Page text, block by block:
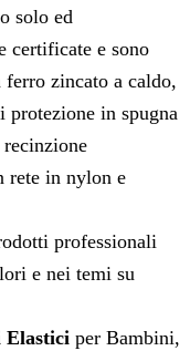
solo ed
certificate e sono
zincato a caldo,
protezione in spugna
rete in nylon e
professionali
e nei temi su
Elastici per Bambini,